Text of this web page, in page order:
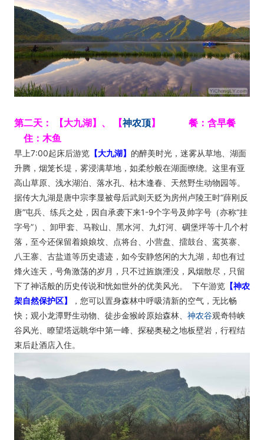
第二天： 【大九湖】、 【神农顶】 餐：含早餐
住：木鱼
早上7:00起床后游览 【大九湖】 的醉美时光，迷雾从草地、湖面
升腾，烟笼长堤，雾浸满草地，如柔纱般在湖面缭绕。这里有亚
高山草原、浅水湖泊、落水孔、枯木逢春、天然野生动物园等。
据传大九湖是唐中宗李显被母后武则天贬为房州卢陵王时“薛刚反
唐”屯兵、练兵之处，因自承袭下来1-9个字号及帅字号（亦称“挂
字号”）、卸甲套、马鞍山、黑水河、九灯河、碉堡坪等十几个村
落，至今还保留着娘娘坟、点将台、小营盘、擂鼓台、鸾英寨、
八王寨、古盐道等历史遗迹，如今安静悠闲的大九湖，却也有过
烽火连天，号角激荡的岁月，只不过旌旗湮没，风烟散尽，只留
下了神话般的历史传说和恍如世外的优美风光。 下午游览 【神农
架自然保护区】
，您可以置身森林中呼吸清新的空气，无比畅
快；观小龙潭野生动物、徒步金猴岭原始森林、 神农谷观奇特峡
谷风光、瞭望塔远眺华中第一峰、探秘奥秘之地板壁岩，行程结
束后赴酒店入住。